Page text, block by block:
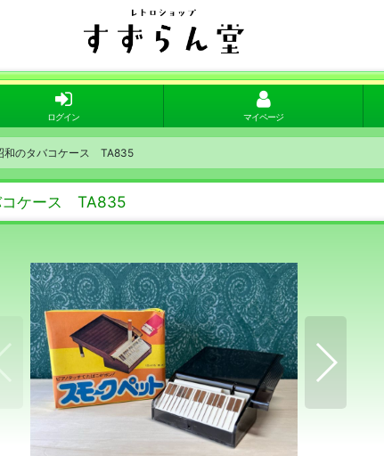
ログイン マイページ
和のタバコケース TA835
コケース TA835